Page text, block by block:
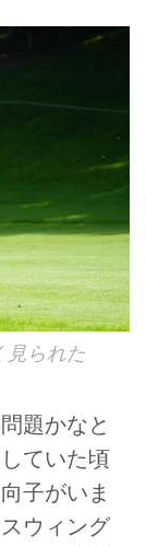
見られた
題かなと
ていた頃
子がいま
ウィング